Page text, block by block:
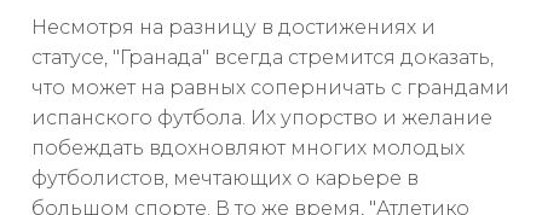
Несмотря на разницу в достижениях и
статусе, "Гранада" всегда стремится доказать,
что может на равных соперничать с грандами
испанского футбола. Их упорство и желание
побеждать вдохновляют многих молодых
футболистов, мечтающих о карьере в
большом спорте. В то же время, "Атлетико